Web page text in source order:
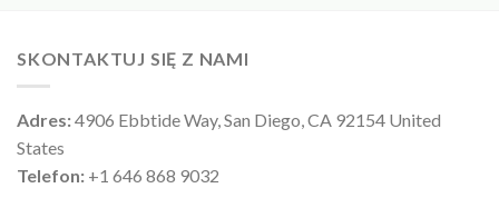
SKONTAKTUJ SIĘ Z NAMI
Adres:4906 Ebbtide Way, San Diego, CA 92154 United
States
Telefon: +1 646 868 9032